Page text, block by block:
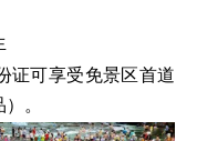
证可享受免景区首道
。